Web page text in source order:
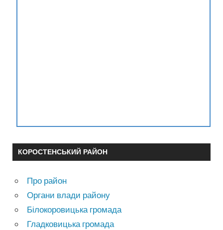
КОРОСТЕНСЬКИЙ РАЙОН
Про район
Органи влади району
Білокоровицька громада
Гладковицька громада